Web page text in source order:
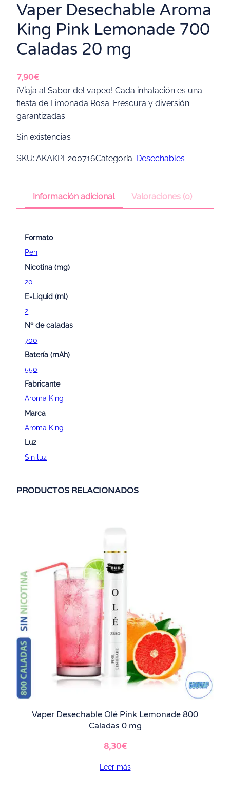
Vaper Desechable Aroma
King Pink Lemonade 700
Caladas 20 mg
7,90€
¡Viaja al Sabor del vapeo! Cada inhalación es una
fiesta de Limonada Rosa. Frescura y diversión
garantizadas.
Sin existencias
SKU: AKAKPE200716Categoría: Desechables
Información adicional Valoraciones (0)
Formato
Pen
Nicotina (mg)
20
E-Liquid (ml)
2
Nº de caladas
700
Batería (mAh)
550
Fabricante
Aroma King
Marca
Aroma King
Luz
Sin luz
PRODUCTOS RELACIONADOS
Vaper Desechable Olé Pink Lemonade 800
Caladas 0 mg
8,30€
Leer más